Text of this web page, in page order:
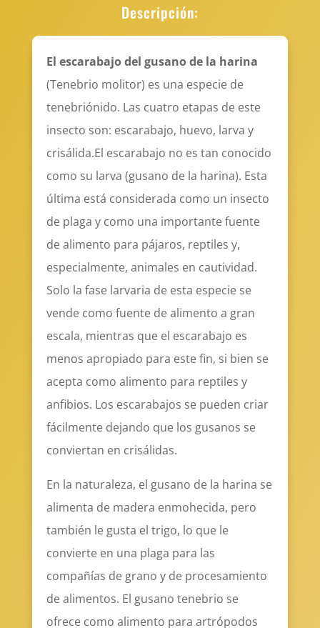
Descripción:
El escarabajo del gusano de la harina
(Tenebrio molitor) es una especie de
tenebriónido. Las cuatro etapas de este
insecto son: escarabajo, huevo, larva y
crisálida.El escarabajo no es tan conocido
como su larva (gusano de la harina). Esta
última está considerada como un insecto
de plaga y como una importante fuente
de alimento para pájaros, reptiles y,
especialmente, animales en cautividad.
Solo la fase larvaria de esta especie se
vende como fuente de alimento a gran
escala, mientras que el escarabajo es
menos apropiado para este fin, si bien se
acepta como alimento para reptiles y
anfibios. Los escarabajos se pueden criar
fácilmente dejando que los gusanos se
conviertan en crisálidas.
En la naturaleza, el gusano de la harina se
alimenta de madera enmohecida, pero
también le gusta el trigo, lo que le
convierte en una plaga para las
compañías de grano y de procesamiento
de alimentos. El gusano tenebrio se
ofrece como alimento para artrópodos